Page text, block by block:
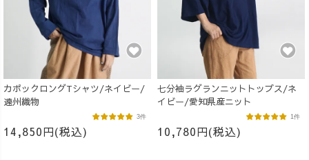
カポックロングTシャツ/ネイビー/
遠州織物
14,850円(税込)
3件
七分袖ラグランニットトップス/ネ
イビー/愛知県産ニット
10,780円(税込)
1件